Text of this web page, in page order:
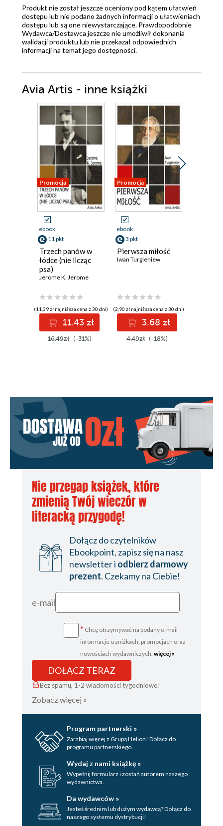
Produkt nie został jeszcze oceniony pod kątem ułatwień
dostępu lub nie podano żadnych informacji o ułatwieniach
dostępu lub są one niewystarczające. Prawdopodobnie
Wydawca/Dostawca jeszcze nie umożliwił dokonania
walidacji produktu lub nie przekazał odpowiednich
informacji na temat jego dostępności.
Avia Artis - inne książki
Promocja
ebook
11 pkt
Trzech panów w
łódce (nie licząc
psa)
Jerome K. Jerome
(11,39 zł najniższa cena z 30 dni)
11.43 zł
16.49zł (-31%)
Promocja
ebook
3 pkt
Pierwsza miłość
Iwan Turgieniew
(2,90 zł najniższa cena z 30 dni)
3.68 zł
4.49zł (-18%)
Nie przegap książek, które
zmienią Twój wieczór w
literacką przygodę!
Dołącz do czytelników
Ebookpoint, zapisz się na nasz
newsletter i odbierz darmowy
prezent. Czekamy na Ciebie!
e-mail
* Chcę otrzymywać na podany e-mail
informacje o zniżkach, promocjach oraz
nowościach wydawniczych. więcej »
DOŁĄCZ TERAZ
Bez spamu, 1-2 wiadomości tygodniowo!
Zobacz więcej »
Program partnerski »
Zarabiaj więcej z Grupą Helion! Dołącz do
programu partnerskiego.
Wydaj z nami książkę »
Wypełnij formularz i zostań autorem naszego
wydawnictwa.
Da wydawców »
Jesteś średnim lub dużym wydawcą? Dołącz do
naszego systemu dystrybucji!